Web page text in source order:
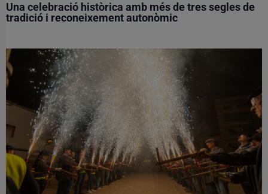
Una celebració històrica amb més de tres segles de
tradició i reconeixement autonòmic